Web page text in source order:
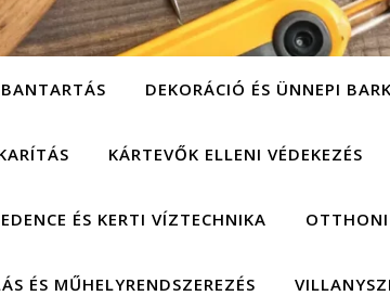
DEKORÁCIÓ ÉS ÜNNEPI
KÁRTEVŐK ELLENI VÉDEKEZÉS
ÉS KERTI VÍZTECHNIKA OTTHONI
ÉS MŰHELYRENDSZEREZÉS